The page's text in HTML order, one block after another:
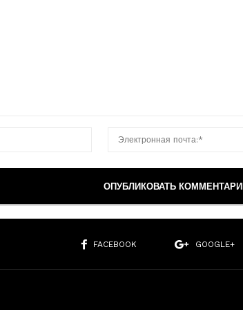
FACEBOOK GOOGLE+